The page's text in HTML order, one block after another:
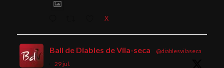
X
Ball de Diables de Vila-seca
@diablesvilaseca
29 jul.